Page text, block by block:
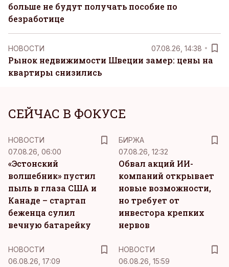
больше не будут получать пособие по
безработице
НОВОСТИ 07.08.26, 14:38
Рынок недвижимости Швеции замер: цены на
квартиры снизились
СЕЙЧАС В ФОКУСЕ
НОВОСТИ
07.08.26, 06:00
«Эстонский
волшебник» пустил
пыль в глаза США и
Канаде – стартап
беженца сулил
вечную батарейку
БИРЖА
07.08.26, 12:32
Обвал акций ИИ-
компаний открывает
новые возможности,
но требует от
инвестора крепких
нервов
НОВОСТИ
06.08.26, 17:09
НОВОСТИ
06.08.26, 15:59